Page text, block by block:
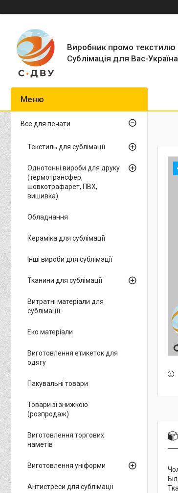
Виробник промо
Сублімація для Вас-
Все для печати
Текстиль для сублімації
Однотонні вироби для друку
(термотрансфер,
шовкотрафарет, ПВХ,
вишивка)
Обладнання
Кераміка для сублімації
Інші вироби для сублімації
Тканини для сублімації
Витратні матеріали для
сублімації
Еко матеріали
Виготовлення етикеток для
одягу
Пакувальні товари
Товари зі знижкою
(розпродаж)
Виготовлення торгових
наметів
Виготовлення уніформи
Антистреси для сублімації